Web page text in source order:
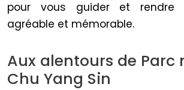
pour vous guider et rendre
agréable et mémorable.
Aux alentours de Parc
Chu Yang Sin